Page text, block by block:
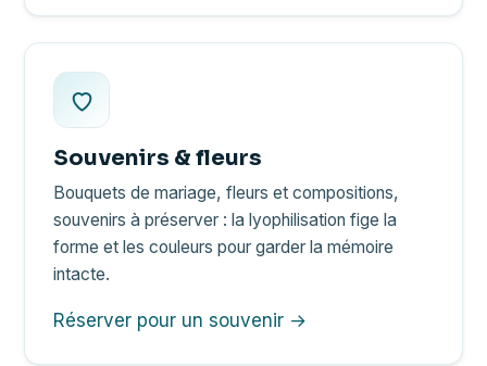
Souvenirs & fleurs
Bouquets de mariage, fleurs et compositions,
souvenirs à préserver : la lyophilisation fige la
forme et les couleurs pour garder la mémoire
intacte.
Réserver pour un souvenir →